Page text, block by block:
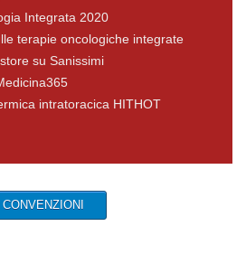
Integrata 2020
terapie oncologiche integrate
su Sanissimi
intratoracica HITHOT
CONVENZIONI